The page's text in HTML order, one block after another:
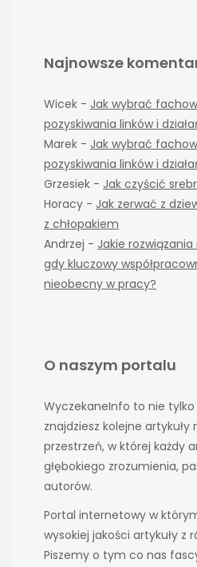
Najnowsze
Wicek - Jak wybrać
pozyskiwania linków i
Marek - Jak wybrać
pozyskiwania linków i
Grzesiek - Jak czyścić
Horacy - Jak zerwać z
z chłopakiem
Andrzej - Jakie
gdy kluczowy
nieobecny w pracy?
O naszym portalu
WyczekaneInfo to nie
znajdziesz kolejne
przestrzeń, w której każdy
głębokiego zrozumienia,
autorów.
Portal internetowy w
wysokiej jakości artykuły z
Piszemy o tym co nas